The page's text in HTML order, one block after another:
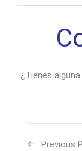
¿Tienes
Previous